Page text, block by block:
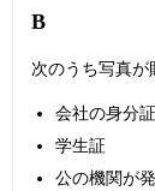
B
次のうち写真が
会社の身分
学生証
公の機関が